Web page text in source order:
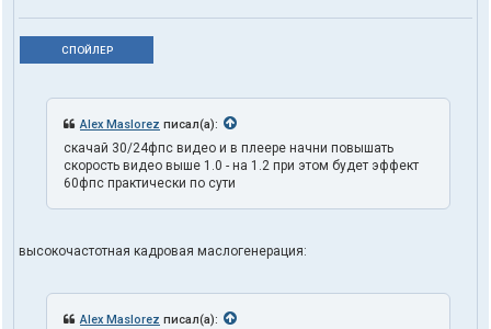
СПОЙЛЕР
Alex Maslorez писал(а):
скачай 30/24фпс видео и в плеере начни повышать
скорость видео выше 1.0 - на 1.2 при этом будет эффект
60фпс практически по сути
высокочастотная кадровая маслогенерация:
Alex Maslorez писал(а):